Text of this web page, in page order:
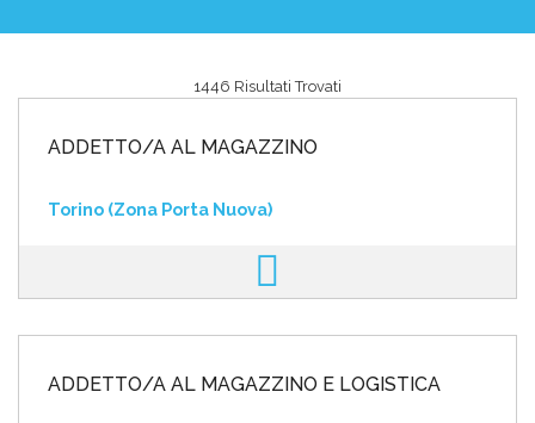
INVIA CV
1446 Risultati Trovati
ADDETTO/A AL MAGAZZINO
Torino (Zona Porta Nuova)
ADDETTO/A AL MAGAZZINO E LOGISTICA